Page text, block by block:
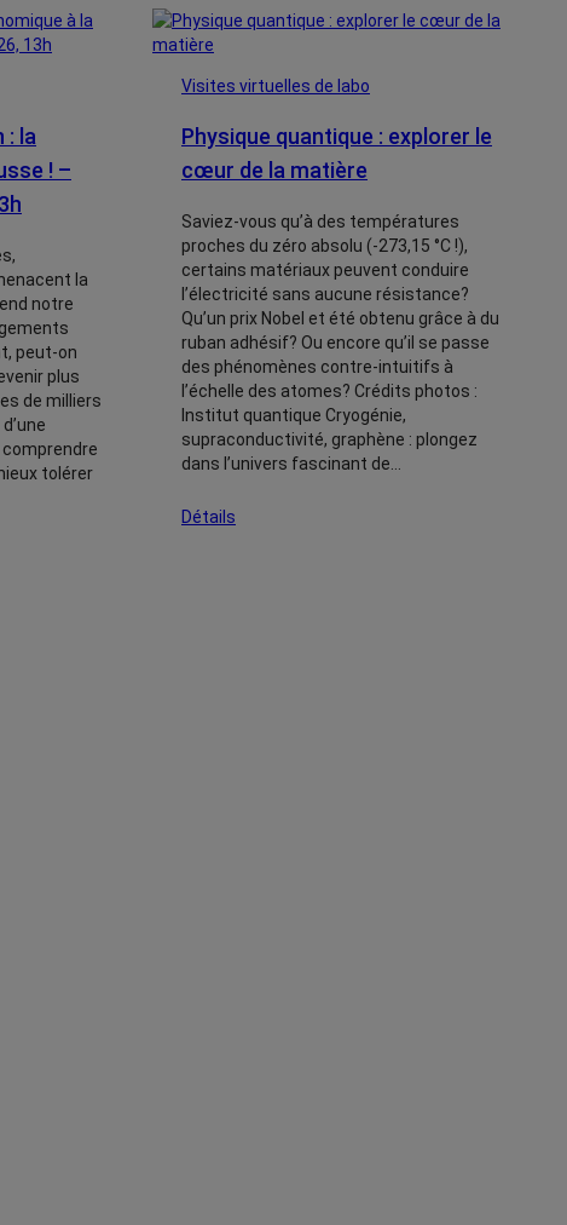
: la
! –
la
notre
peut-on
plus
de milliers
tolérer
Visites virtuelles de labo
Physique quantique : explorer le
cœur de la matière
Saviez-vous qu’à des températures
proches du zéro absolu (-273,15 °C !),
certains matériaux peuvent conduire
l’électricité sans aucune résistance?
Qu’un prix Nobel et été obtenu grâce à du
ruban adhésif? Ou encore qu’il se passe
des phénomènes contre-intuitifs à
l’échelle des atomes? Crédits photos :
Institut quantique Cryogénie,
supraconductivité, graphène : plongez
dans l’univers fascinant de…
Détails